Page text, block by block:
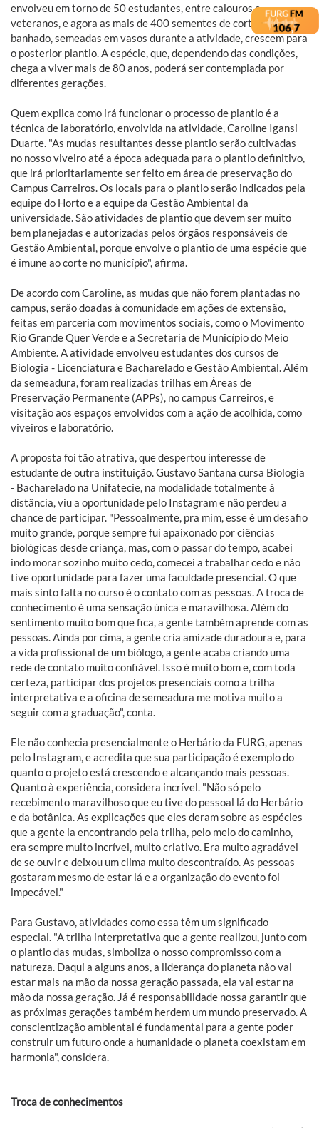
envolveu em torno de 50 estudantes, entre calouros e
veteranos, e agora as mais de 400 sementes de corticeira-do-
banhado, semeadas em vasos durante a atividade, crescem para
o posterior plantio. A espécie, que, dependendo das condições,
chega a viver mais de 80 anos, poderá ser contemplada por
diferentes gerações.
Quem explica como irá funcionar o processo de plantio é a
técnica de laboratório, envolvida na atividade, Caroline Igansi
Duarte. "As mudas resultantes desse plantio serão cultivadas
no nosso viveiro até a época adequada para o plantio definitivo,
que irá prioritariamente ser feito em área de preservação do
Campus Carreiros. Os locais para o plantio serão indicados pela
equipe do Horto e a equipe da Gestão Ambiental da
universidade. São atividades de plantio que devem ser muito
bem planejadas e autorizadas pelos órgãos responsáveis de
Gestão Ambiental, porque envolve o plantio de uma espécie que
é imune ao corte no município", afirma.
De acordo com Caroline, as mudas que não forem plantadas no
campus, serão doadas à comunidade em ações de extensão,
feitas em parceria com movimentos sociais, como o Movimento
Rio Grande Quer Verde e a Secretaria de Município do Meio
Ambiente. A atividade envolveu estudantes dos cursos de
Biologia - Licenciatura e Bacharelado e Gestão Ambiental. Além
da semeadura, foram realizadas trilhas em Áreas de
Preservação Permanente (APPs), no campus Carreiros, e
visitação aos espaços envolvidos com a ação de acolhida, como
viveiros e laboratório.
A proposta foi tão atrativa, que despertou interesse de
estudante de outra instituição. Gustavo Santana cursa Biologia
- Bacharelado na Unifatecie, na modalidade totalmente à
distância, viu a oportunidade pelo Instagram e não perdeu a
chance de participar. "Pessoalmente, pra mim, esse é um desafio
muito grande, porque sempre fui apaixonado por ciências
biológicas desde criança, mas, com o passar do tempo, acabei
indo morar sozinho muito cedo, comecei a trabalhar cedo e não
tive oportunidade para fazer uma faculdade presencial. O que
mais sinto falta no curso é o contato com as pessoas. A troca de
conhecimento é uma sensação única e maravilhosa. Além do
sentimento muito bom que fica, a gente também aprende com as
pessoas. Ainda por cima, a gente cria amizade duradoura e, para
a vida profissional de um biólogo, a gente acaba criando uma
rede de contato muito confiável. Isso é muito bom e, com toda
certeza, participar dos projetos presenciais como a trilha
interpretativa e a oficina de semeadura me motiva muito a
seguir com a graduação", conta.
Ele não conhecia presencialmente o Herbário da FURG, apenas
pelo Instagram, e acredita que sua participação é exemplo do
quanto o projeto está crescendo e alcançando mais pessoas.
Quanto à experiência, considera incrível. "Não só pelo
recebimento maravilhoso que eu tive do pessoal lá do Herbário
e da botânica. As explicações que eles deram sobre as espécies
que a gente ia encontrando pela trilha, pelo meio do caminho,
era sempre muito incrível, muito criativo. Era muito agradável
de se ouvir e deixou um clima muito descontraído. As pessoas
gostaram mesmo de estar lá e a organização do evento foi
impecável."
Para Gustavo, atividades como essa têm um significado
especial. "A trilha interpretativa que a gente realizou, junto com
o plantio das mudas, simboliza o nosso compromisso com a
natureza. Daqui a alguns anos, a liderança do planeta não vai
estar mais na mão da nossa geração passada, ela vai estar na
mão da nossa geração. Já é responsabilidade nossa garantir que
as próximas gerações também herdem um mundo preservado. A
conscientização ambiental é fundamental para a gente poder
construir um futuro onde a humanidade o planeta coexistam em
harmonia", considera.
Troca de conhecimentos